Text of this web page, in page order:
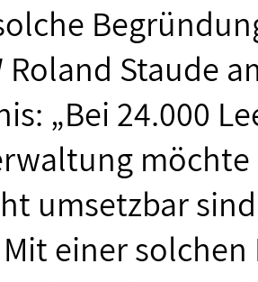
Roland Staude
„Bei 24.000
umsetzbar
einer